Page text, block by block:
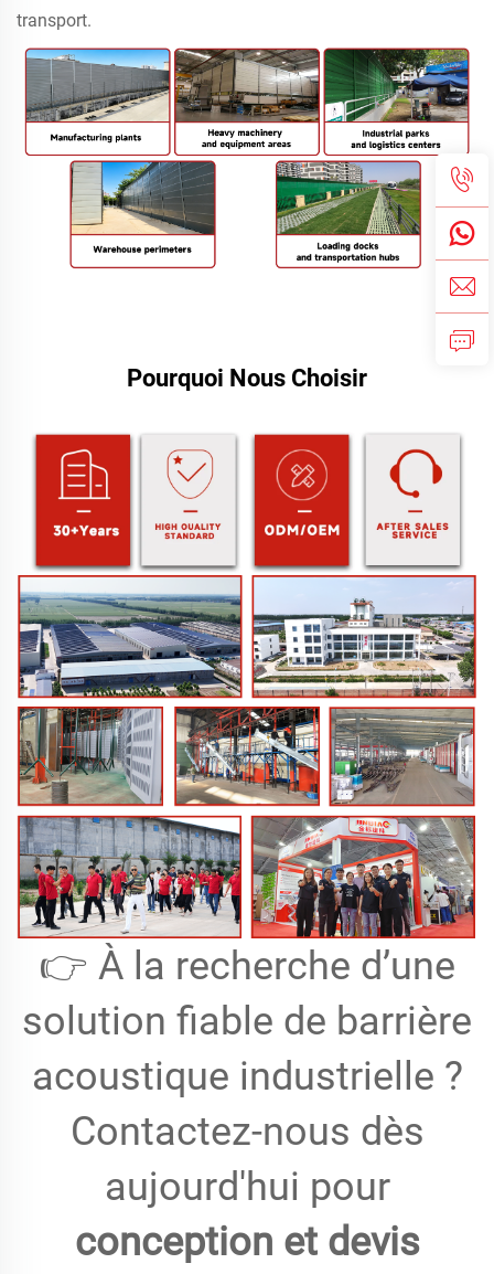
transport.
Pourquoi Nous Choisir
👉 À la recherche d’une
solution fiable de barrière
acoustique industrielle ?
Contactez-nous dès
aujourd'hui pour
conception et devis